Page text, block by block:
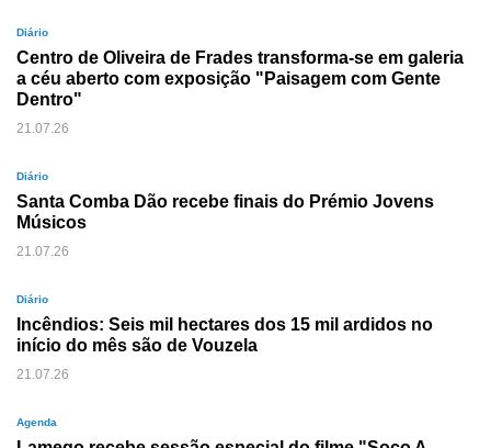
Diário
Centro de Oliveira de Frades transforma-se em galeria
a céu aberto com exposição "Paisagem com Gente
Dentro"
21.07.26
Diário
Santa Comba Dão recebe finais do Prémio Jovens
Músicos
21.07.26
Diário
Incêndios: Seis mil hectares dos 15 mil ardidos no
início do mês são de Vouzela
21.07.26
Agenda